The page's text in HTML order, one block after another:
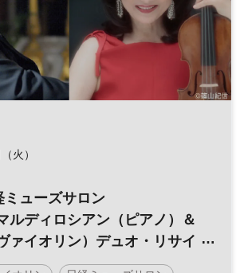
火）
ミューズサロン
ルディロシアン（ピアノ）＆
ァイオリン）デュオ・リサイ